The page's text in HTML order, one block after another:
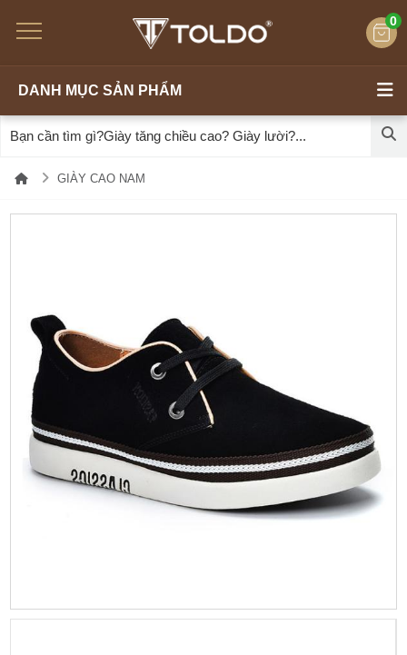
0
DANH MỤC SẢN PHẨM
GIÀY CAO NAM